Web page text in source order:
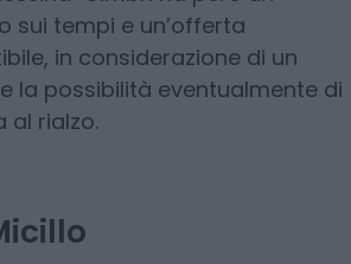
sui tempi e un’offerta
in considerazione di un
e la possibilità eventualmente di
al rialzo.